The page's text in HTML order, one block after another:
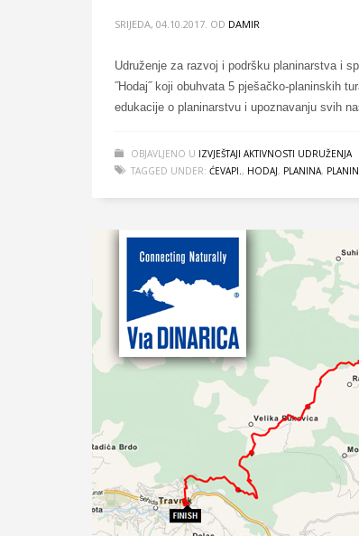
SRIJEDA, 04.10.2017. OD DAMIR
Udruženje za razvoj i podršku planinarstva i
˝Hodaj˝ koji obuhvata 5 pješačko-planinskih
edukacije o planinarstvu i upoznavanju svih
OBJAVLJENO U IZVJEŠTAJI AKTIVNOSTI UDRUŽENJA
TAGGED UNDER: ĆEVAPI., HODAJ, PLANINA,